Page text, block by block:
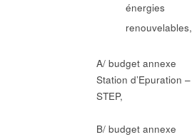
énergies
renouvelables,
A/ budget annexe
Station d’Epuration –
STEP,
B/ budget annexe